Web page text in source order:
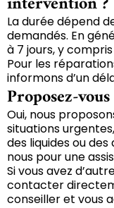
La durée dépend
demandés. En
à 7 jours, y
Pour les
informons d’un
Proposez-
Oui, nous
situations
des liquides ou
nous pour une
Si vous avez
contacter
conseiller et vous